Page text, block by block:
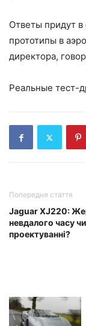
Ответы придут в
прототипы в
директора,
Реальные тест-
Попередня стаття
Jaguar XJ220:
невдалого часу
проектуванні?